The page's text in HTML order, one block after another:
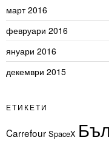
март 2016
февруари 2016
януари 2016
декември 2015
ЕТИКЕТИ
Carrefour SpaceX